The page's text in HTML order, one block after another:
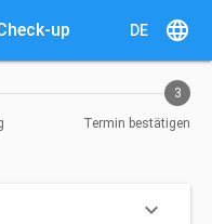
up DE language
3
Termin bestätigen
keyboard_arrow_down